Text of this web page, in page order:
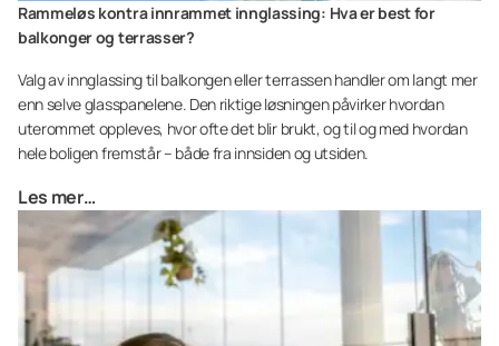
Rammeløs kontra innrammet innglassing: Hva er best for
balkonger og terrasser?
Valg av innglassing til balkongen eller terrassen handler om langt mer
enn selve glasspanelene. Den riktige løsningen påvirker hvordan
uterommet oppleves, hvor ofte det blir brukt, og til og med hvordan
hele boligen fremstår – både fra innsiden og utsiden.
Les mer…